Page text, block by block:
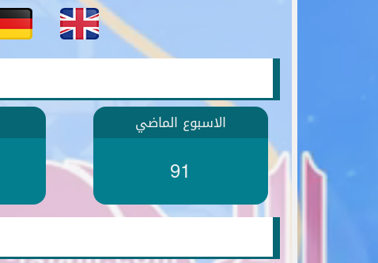
الاسبوع الماضي
91